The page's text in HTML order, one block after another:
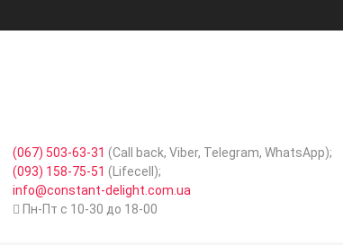
(067) 503-63-31 (Call back, Viber, Telegram, WhatsApp);
(093) 158-75-51 (Lifecell);
info@constant-delight.com.ua
Пн-Пт с 10-30 до 18-00